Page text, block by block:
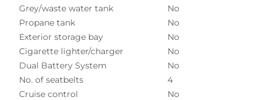
Grey/waste water tank
No
Propane tank
No
Exterior storage bay
No
Cigarette lighter/charger
No
Dual Battery System
No
No. of seatbelts
4
Cruise control
No